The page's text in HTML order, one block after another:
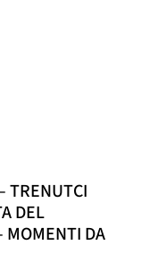
TRENUTCI
DEL
MOMENTI DA